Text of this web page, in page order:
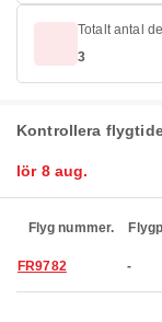
Totalt antal
3
Kontrollera
lör 8 aug.
Flyg nummer.
FR9782 -